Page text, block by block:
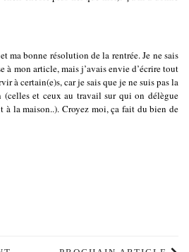
ma bonne résolution de la rentrée. Je ne sais
à mon article, mais j’avais envie d’écrire tout
à certain(e)s, car je sais que je ne suis pas la
(celles et ceux au travail sur qui on délègue
la maison..). Croyez moi, ça fait du bien de